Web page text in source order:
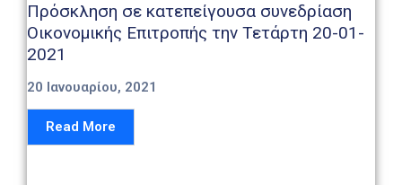
Πρόσκληση σε κατεπείγουσα συνεδρίαση
Οικονομικής Επιτροπής την Τετάρτη 20-01-
2021
20 Ιανουαρίου, 2021
Read More